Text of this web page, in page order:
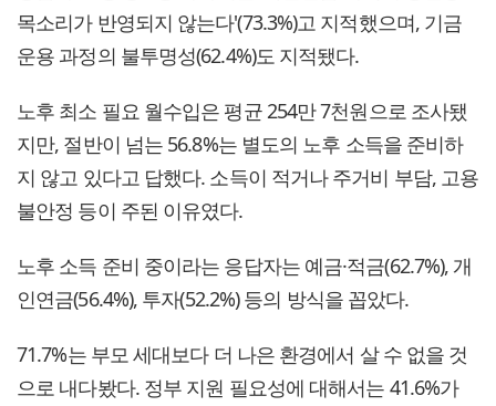
목소리가 반영되지 않는다'(73.3%)고 지적했으며, 기금
운용 과정의 불투명성(62.4%)도 지적됐다.
노후 최소 필요 월수입은 평균 254만 7천원으로 조사됐
지만, 절반이 넘는 56.8%는 별도의 노후 소득을 준비하
지 않고 있다고 답했다. 소득이 적거나 주거비 부담, 고용
불안정 등이 주된 이유였다.
노후 소득 준비 중이라는 응답자는 예금·적금(62.7%), 개
인연금(56.4%), 투자(52.2%) 등의 방식을 꼽았다.
71.7%는 부모 세대보다 더 나은 환경에서 살 수 없을 것
으로 내다봤다. 정부 지원 필요성에 대해서는 41.6%가